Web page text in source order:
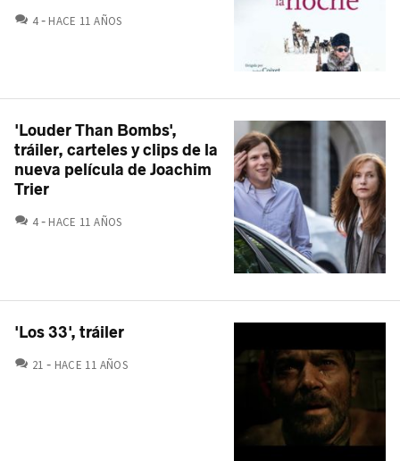
4 COMENTARIOS
HACE 11 AÑOS
'Louder Than Bombs',
tráiler, carteles y clips de la
nueva película de Joachim
Trier
4 COMENTARIOS
HACE 11 AÑOS
'Los 33', tráiler
21 COMENTARIOS
HACE 11 AÑOS